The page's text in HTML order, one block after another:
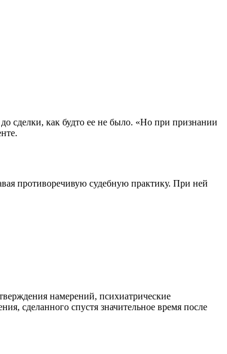
сделки, как будто ее не было. «Но при признании
противоречивую судебную практику. При ней
намерений, психиатрические
сделанного спустя значительное время после